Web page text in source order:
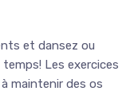
et dansez ou
Les exercices
maintenir des os